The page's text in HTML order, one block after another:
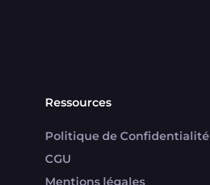
Ressources
Politique de Confidentialité
CGU
Mentions légales